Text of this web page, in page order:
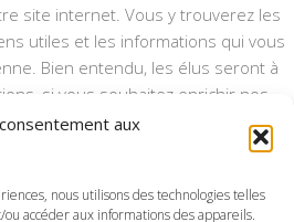
aux
nous utilisons des technologies telles
accéder aux informations des appareils.
site internet. Vous y trouverez les
utiles et les informations qui vous
Bien entendu, les élus seront à
si vous souhaitez enrichir nos
nos informations.
vient en complément du bulletin
et il sera actualisé pour mieux vous
informer.